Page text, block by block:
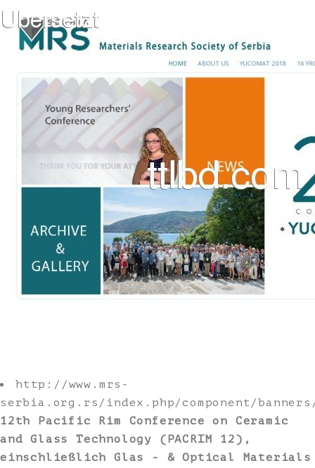
http://www.mrs-
serbia.org.rs/index.php/component/
12th Pacific Rim Conference on Ceramic
and Glass Technology (PACRIM 12),
einschließlich Glas - & Optical Materials